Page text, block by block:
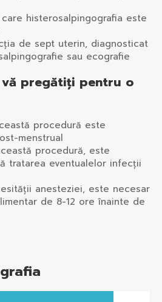
histerosalpingografia este
de sept uterin, diagnosticat
sau ecografie
pregătiți pentru o
procedură este
menstrual
procedură, este
tratarea eventualelor infecții
anesteziei, este necesar
de 8-12 ore înainte de